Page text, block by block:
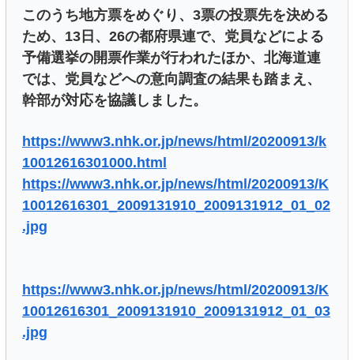
このうち地方票をめぐり、3票の投票先を決める
ため、13日、26の都府県連で、党員などによる
予備選挙の開票作業が行われたほか、北海道連
では、党員などへの意向調査の結果も踏まえ、
幹部が対応を協議しました。
https://www3.nhk.or.jp/news/html/20200913/k
10012616301000.html
https://www3.nhk.or.jp/news/html/20200913/K
10012616301_2009131910_2009131912_01_02
.jpg
https://www3.nhk.or.jp/news/html/20200913/K
10012616301_2009131910_2009131912_01_03
.jpg